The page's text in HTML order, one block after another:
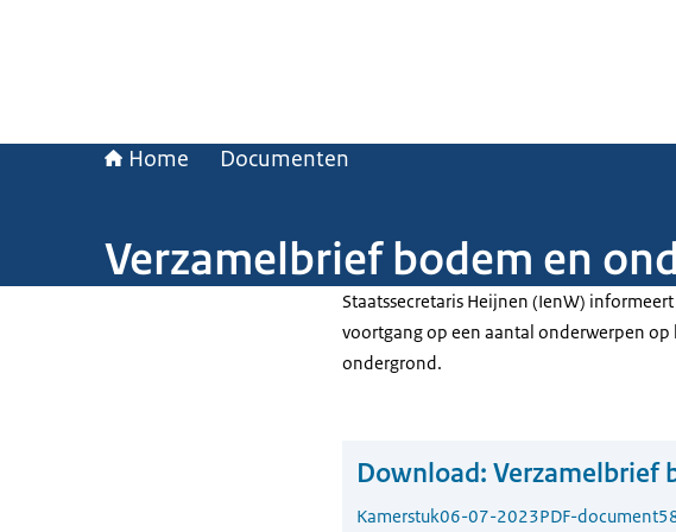
Home Documenten
Verzamelbrief bodem en
Staatssecretaris Heijnen (IenW)
voortgang op een aantal onderwerpen
ondergrond.
Download: Verzamelbrief
Kamerstuk06-07-2023PDF-document